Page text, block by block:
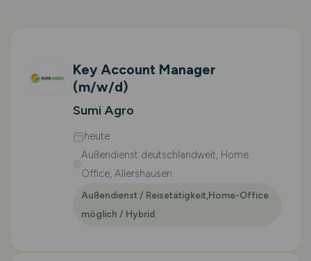
Key Account Manager
(m/w/d)
Sumi Agro
heute
Außendienst deutschlandweit, Home
Office, Allershausen
Außendienst / Reisetätigkeit,Home-Office
möglich / Hybrid